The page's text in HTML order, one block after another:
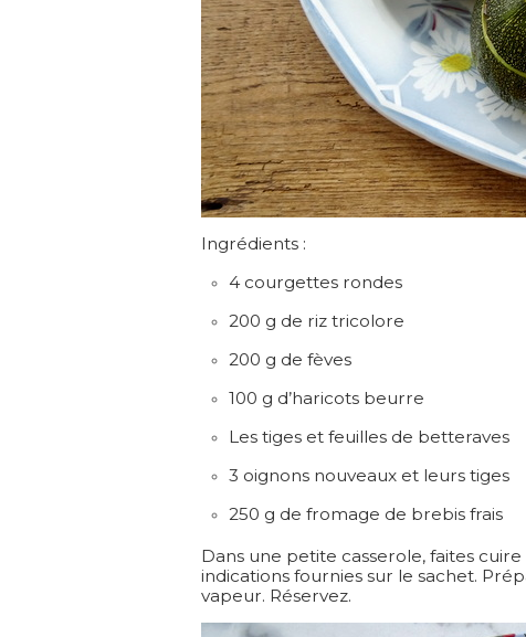
Ingrédients :
4 courgettes rondes
200 g de riz tricolore
200 g de fèves
100 g d’haricots beurre
Les tiges et feuilles de betteraves
3 oignons nouveaux et leurs tiges
250 g de fromage de brebis frais
Dans une petite casserole, faites
indications fournies sur le sachet.
vapeur. Réservez.